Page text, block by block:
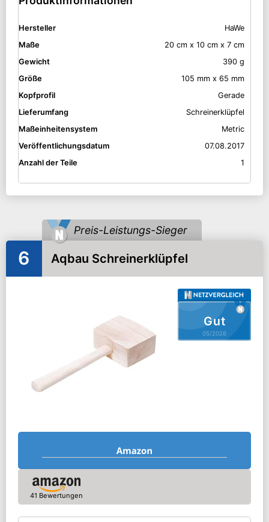
Hersteller
HaWe
Maße
20 cm x 10 cm x 7 cm
Gewicht
390 g
Größe
105 mm x 65 mm
Kopfprofil
Gerade
Lieferumfang
Schreinerklüpfel
Maßeinheitensystem
Metric
Veröffentlichungsdatum
07.08.2017
Anzahl der Teile
1
Preis-Leistungs-Sieger
6 Aqbau Schreinerklüpfel
Gut
05/2026
41 Bewertungen